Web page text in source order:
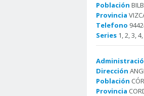
Población
Provincia
Telefono
Series 1, 2, 3,
Dirección
Población
Provincia